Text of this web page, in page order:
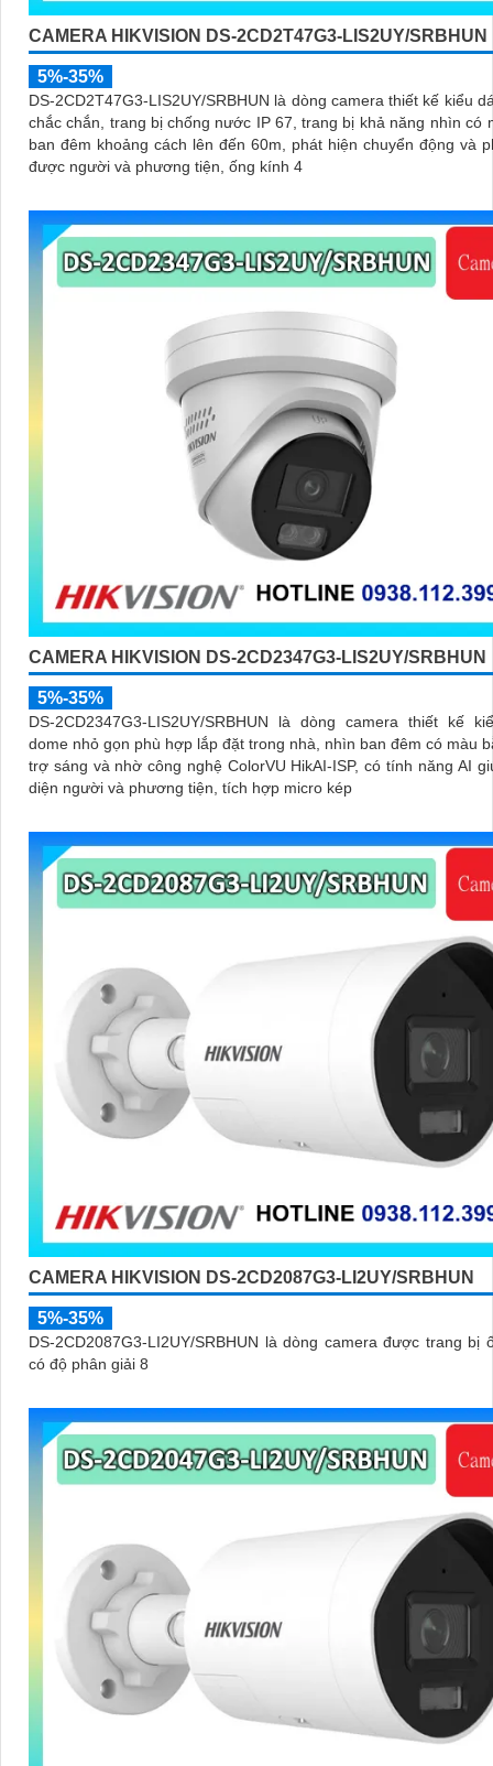
CAMERA HIKVISION DS-2CD2T47G3-LIS2UY/SRBHUN
5%-35%
DS-2CD2T47G3-LIS2UY/SRBHUN là dòng camera thiết kế kiểu
chắc chắn, trang bị chống nước IP 67, trang bị khả năng nhìn có màu vào
ban đêm khoảng cách lên đến 60m, phát hiện chuyển động và
được người và phương tiện, ống kính 4
CAMERA HIKVISION DS-2CD2347G3-LIS2UY/SRBHUN
5%-35%
DS-2CD2347G3-LIS2UY/SRBHUN là dòng camera thiết kế
dome nhỏ gọn phù hợp lắp đặt trong nhà, nhìn ban đêm có màu
trợ sáng và nhờ công nghệ ColorVU HikAI-ISP, có tính năng AI
diện người và phương tiện, tích hợp micro kép
CAMERA HIKVISION DS-2CD2087G3-LI2UY/SRBHUN
5%-35%
DS-2CD2087G3-LI2UY/SRBHUN là dòng camera được trang bị
có độ phân giải 8